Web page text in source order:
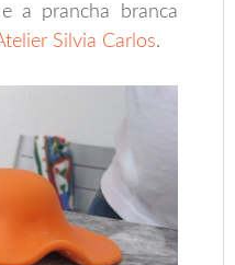
a prancha branca
Silvia Carlos.